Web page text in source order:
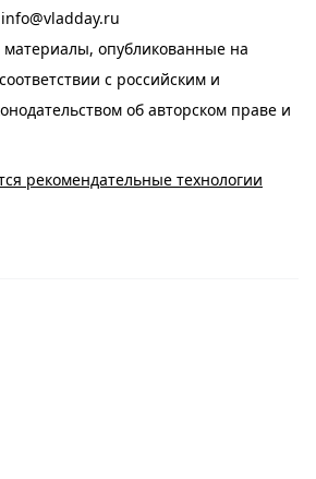
info@vladday.ru
опубликованные на
с российским и
об авторском праве и
рекомендательные технологии